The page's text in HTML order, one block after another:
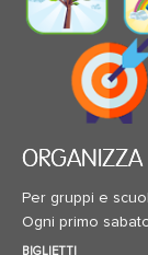
ORGANIZZA
Per gruppi e
Ogni primo
BIGLIETTI